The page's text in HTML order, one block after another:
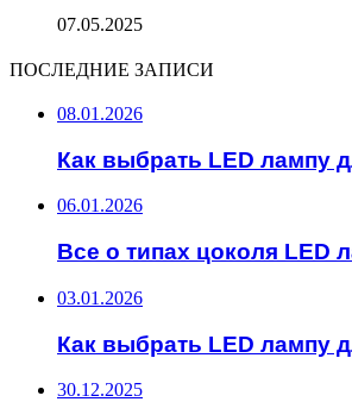
07.05.2025
ПОСЛЕДНИЕ ЗАПИСИ
08.01.2026
Как выбрать LED лампу
06.01.2026
Все о типах цоколя LED
03.01.2026
Как выбрать LED лампу
30.12.2025